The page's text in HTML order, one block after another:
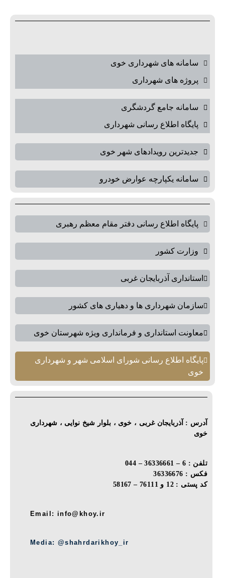
سامانه های شهرداری خوی
پروژه های شهرداری
سامانه جامع گردشگری
پایگاه اطلاع رسانی شهرداری
جدیدترین رویدادهای شهر خوی
سامانه یکپارچه عوارض خودرو
پایگاه اطلاع رسانی دفتر مقام معظم رهبری
وزارت کشور
استانداری آذربایجان غربی
سازمان شهرداری ها و دهیاری های کشور
معاونت استانداری و فرمانداری ویژه شهرستان خوی
پایگاه اطلاع رسانی شورای اسلامی شهر و شهرداری
خوی
آدرس : آذربایجان غربی ، خوی ، بلوار شیخ نوایی ، شهرداری
خوی
تلفن : 6 – 36336661 – 044
فکس : 36336676
کد پستی : 12 و 76111 – 58167